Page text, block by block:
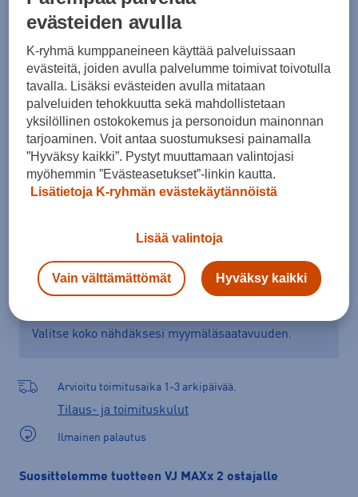
37 37,5 38 39
41 42 42,5 43 44 44,5
45,5 46 47 48
Kokotaulukko
Verkkokauppa: Myymälät: Saatavilla
Valitse koko nähdäksesi myymäläsaatavuuden.
Arvioitu toimitusaika 1-3 arkipäivää.
Tilaus- ja toimituskulut
Ilmainen palautus
Suosittelemme tuotteen VJ MAXx 2 ostajalle
evästeiden avulla
K-ryhmä kumppaneineen käyttää palveluissaan
evästeitä, joiden avulla palvelumme toimivat toivotulla
tavalla. Lisäksi evästeiden avulla mitataan
palveluiden tehokkuutta sekä mahdollistetaan
yksilöllinen ostokokemus ja personoidun mainonnan
tarjoaminen. Voit antaa suostumuksesi painamalla
”Hyväksy kaikki”. Pystyt muuttamaan valintojasi
myöhemmin ”Evästeasetukset”-linkin kautta.
Lisätietoja K-ryhmän evästekäytännöistä
Lisää valintoja
Vain välttämättömät Hyväksy kaikki